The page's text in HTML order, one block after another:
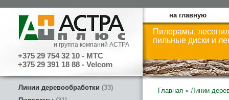
и группа компаний АСТРА
+375 29 754 32 10 - МТС
+375 29 391 18 88 - Velcom
на главную
Пилорамы,
пильные диски и
Линии деревообработки 33
Главная » Линии